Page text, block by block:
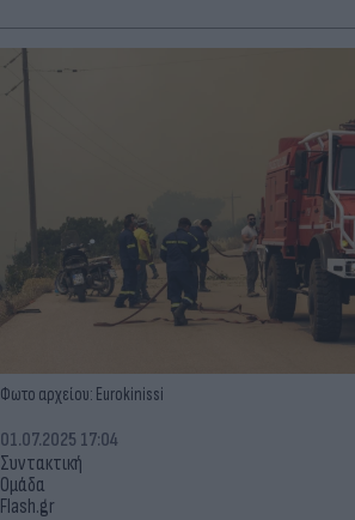
Φωτο αρχείου: Eurokinissi
Συντακτική
Ομάδα
Flash.gr
01.07.2025 17:04